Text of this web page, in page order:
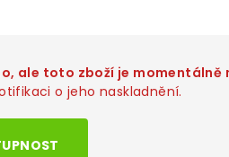
ale toto zboží je momentálně
o jeho naskladnění.